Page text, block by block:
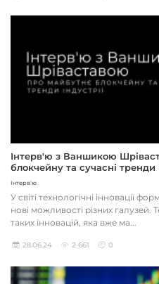
Інтерв'ю з Ваншикою
блокчейну та сучасні тренди
Інтерв'ю
У світі технологічні інновації
нові можливості різних галузей.
таких інновацій, яка вже ма...
28.06.24 2 661 0